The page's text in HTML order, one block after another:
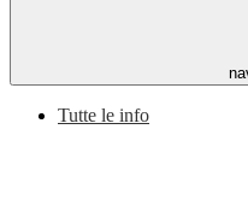
Tutte le info